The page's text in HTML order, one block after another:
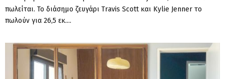
πωλείται. Το διάσημο ζευγάρι Travis Scott και Kylie Jenner το
πωλούν για 26,5 εκ....